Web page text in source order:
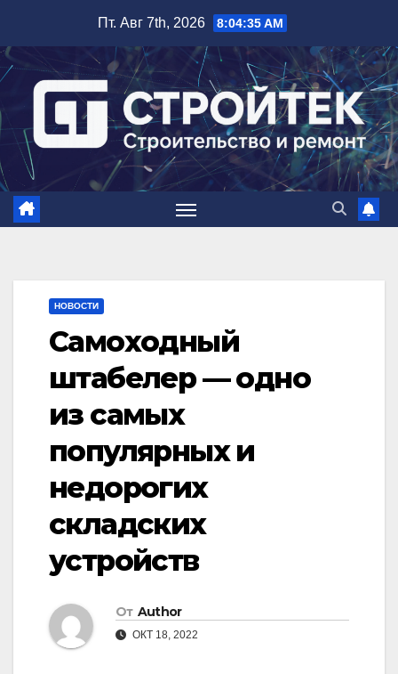
содержимому
Пт. Авг 7th, 2026 8:04:36 AM
НОВОСТИ
Самоходный
штабелер — одно
из самых
популярных и
недорогих
складских
устройств
От Author
ОКТ 18, 2022